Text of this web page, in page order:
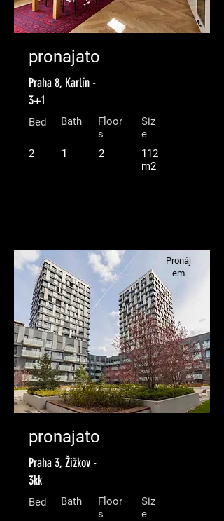
pronajato
Praha 8, Karlín -
3+1
Bed
2
Bath
1
Floor
s
2
Siz
e
112
m2
Pronáj
em
pronajato
Praha 3, Žižkov -
3kk
Bed Bath
Floor
s
Siz
e